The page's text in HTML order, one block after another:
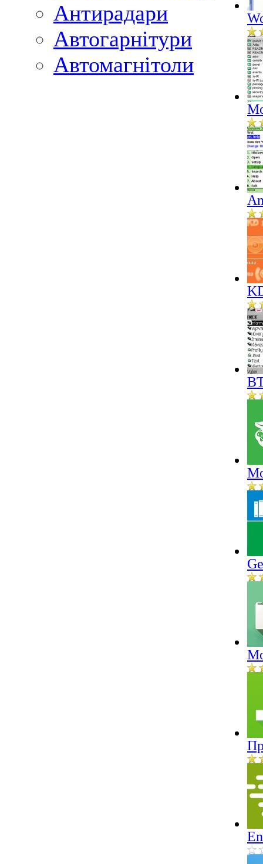
Антирадари
Автогарнітури
Автомагнітоли